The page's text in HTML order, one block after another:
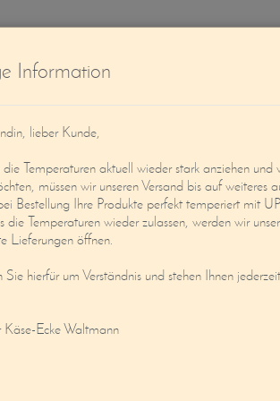
Service
Information
lieber Kunde,
Temperaturen aktuell wieder stark anziehen
müssen wir unseren Versand bis auf weiteres
Bestellung Ihre Produkte perfekt temperiert mit
die Temperaturen wieder zulassen, werden wir
Lieferungen öffnen.
hierfür um Verständnis und stehen Ihnen
Käse-Ecke Waltmann